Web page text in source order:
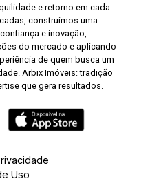
e retorno em cada
construímos uma
e inovação,
do mercado e aplicando
de quem busca um
Arbix Imóveis: tradição
que gera resultados.
Uso